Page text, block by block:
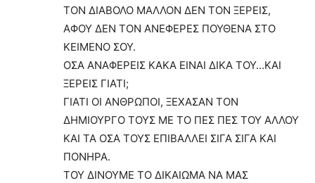
ΤΟΝ ΔΙΑΒΟΛΟ ΜΑΛΛΟΝ ΔΕΝ ΤΟΝ ΞΕΡΕΙΣ,
ΑΦΟΥ ΔΕΝ ΤΟΝ ΑΝΕΦΕΡΕΣ ΠΟΥΘΕΝΑ ΣΤΟ
ΚΕΙΜΕΝΟ ΣΟΥ.
ΟΣΑ ΑΝΑΦΕΡΕΙΣ ΚΑΚΑ ΕΙΝΑΙ ΔΙΚΑ ΤΟΥ…ΚΑΙ
ΞΕΡΕΙΣ ΓΙΑΤΙ;
ΓΙΑΤΙ ΟΙ ΑΝΘΡΩΠΟΙ, ΞΕΧΑΣΑΝ ΤΟΝ
ΔΗΜΙΟΥΡΓΟ ΤΟΥΣ ΜΕ ΤΟ ΠΕΣ ΠΕΣ ΤΟΥ ΑΛΛΟΥ
ΚΑΙ ΤΑ ΟΣΑ ΤΟΥΣ ΕΠΙΒΑΛΛΕΙ ΣΙΓΑ ΣΙΓΑ ΚΑΙ
ΠΟΝΗΡΑ.
ΤΟΥ ΔΙΝΟΥΜΕ ΤΟ ΔΙΚΑΙΩΜΑ ΝΑ ΜΑΣ